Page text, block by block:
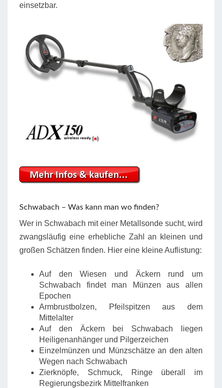
einsetzbar.
Schwabach – Was kann man wo finden?
Wer in Schwabach mit einer Metallsonde sucht, wird
zwangsläufig eine erhebliche Zahl an kleinen und
großen Schätzen finden. Hier eine kleine Auflistung:
Auf den Wiesen und Äckern rund um
Schwabach findet man Münzen aus allen
Epochen
Armbrustbolzen, Pfeilspitzen aus dem
Mittelalter
Auf den Äckern bei Schwabach liegen
Heiligenanhänger und Pilgerzeichen
Einzelmünzen und Münzschätze an den alten
Wegen nach Schwabach
Zierknöpfe, Schmuck, Ringe überall im
Regierungsbezirk Mittelfranken